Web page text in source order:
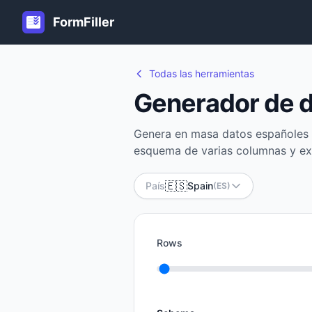
FormFiller
Todas las herramientas
Generador de
Genera en masa datos
esquema de varias columnas y
País🇪🇸Spain(ES)
Rows